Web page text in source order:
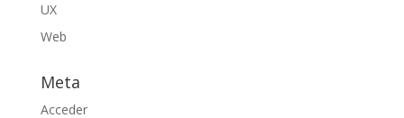
UX
Web
Meta
Acceder